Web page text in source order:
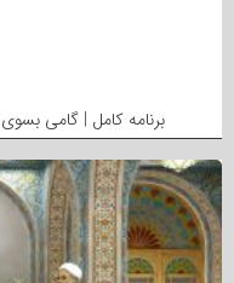
برنامه کامل | گامی بسوی ظهور | ۱۴۰۵.۴.۵ |